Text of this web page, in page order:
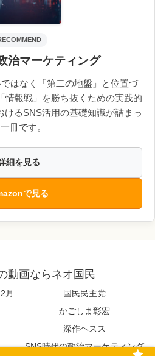
治マーケティング
はなく「第二の地盤」と位置づ
情報戦」を勝ち抜くための実践的
けるSNS活用の基礎知識が詰まっ
冊です。
細を見る
で見る
動画ならネオ国民
月
国民民主党
かごしま彰宏
深作ヘスス
SNS時代の政治マーケティング